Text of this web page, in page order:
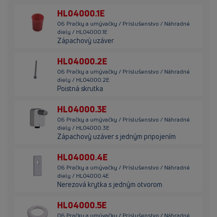
HL04000.1E
06 Pračky a umývačky / Príslušenstvo / Náhradné
diely / HL04000.1E
Zápachový uzáver
HL04000.2E
06 Pračky a umývačky / Príslušenstvo / Náhradné
diely / HL04000.2E
Poistná skrutka
HL04000.3E
06 Pračky a umývačky / Príslušenstvo / Náhradné
diely / HL04000.3E
Zápachový uzáver s jedným pripojením
HL04000.4E
06 Pračky a umývačky / Príslušenstvo / Náhradné
diely / HL04000.4E
Nerezová krytka s jedným otvorom
HL04000.5E